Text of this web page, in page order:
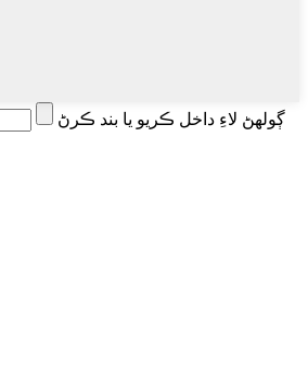
ڳولهڻ لاءِ داخل ڪريو يا بند ڪرڻ